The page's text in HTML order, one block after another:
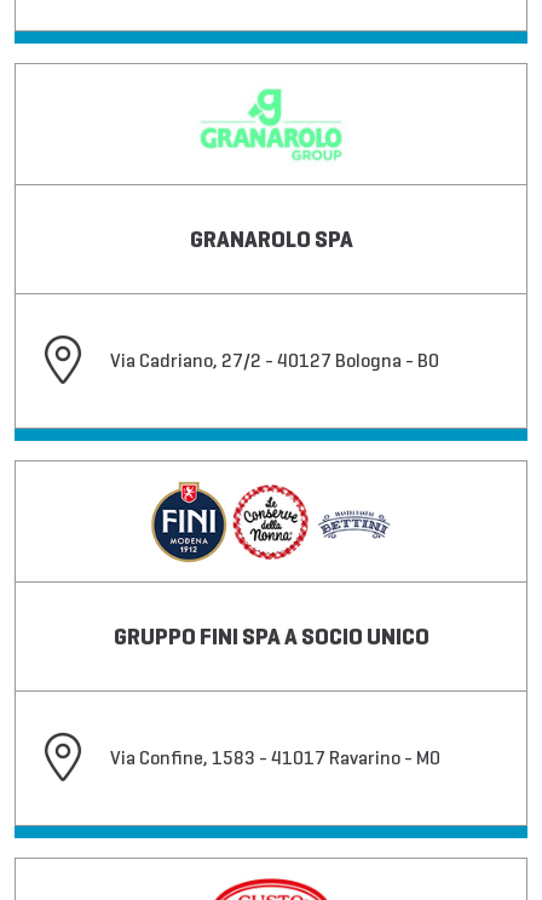
GRANAROLO SPA
Via Cadriano, 27/2 - 40127 Bologna - BO
GRUPPO FINI SPA A SOCIO UNICO
Via Confine, 1583 - 41017 Ravarino - MO